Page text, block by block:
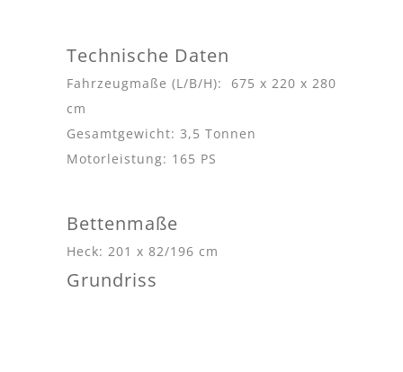
Technische Daten
Fahrzeugmaße (L/B/H): 675 x 220 x 280
cm
Gesamtgewicht: 3,5 Tonnen
Motorleistung: 165 PS
Bettenmaße
Heck: 201 x 82/196 cm
Grundriss